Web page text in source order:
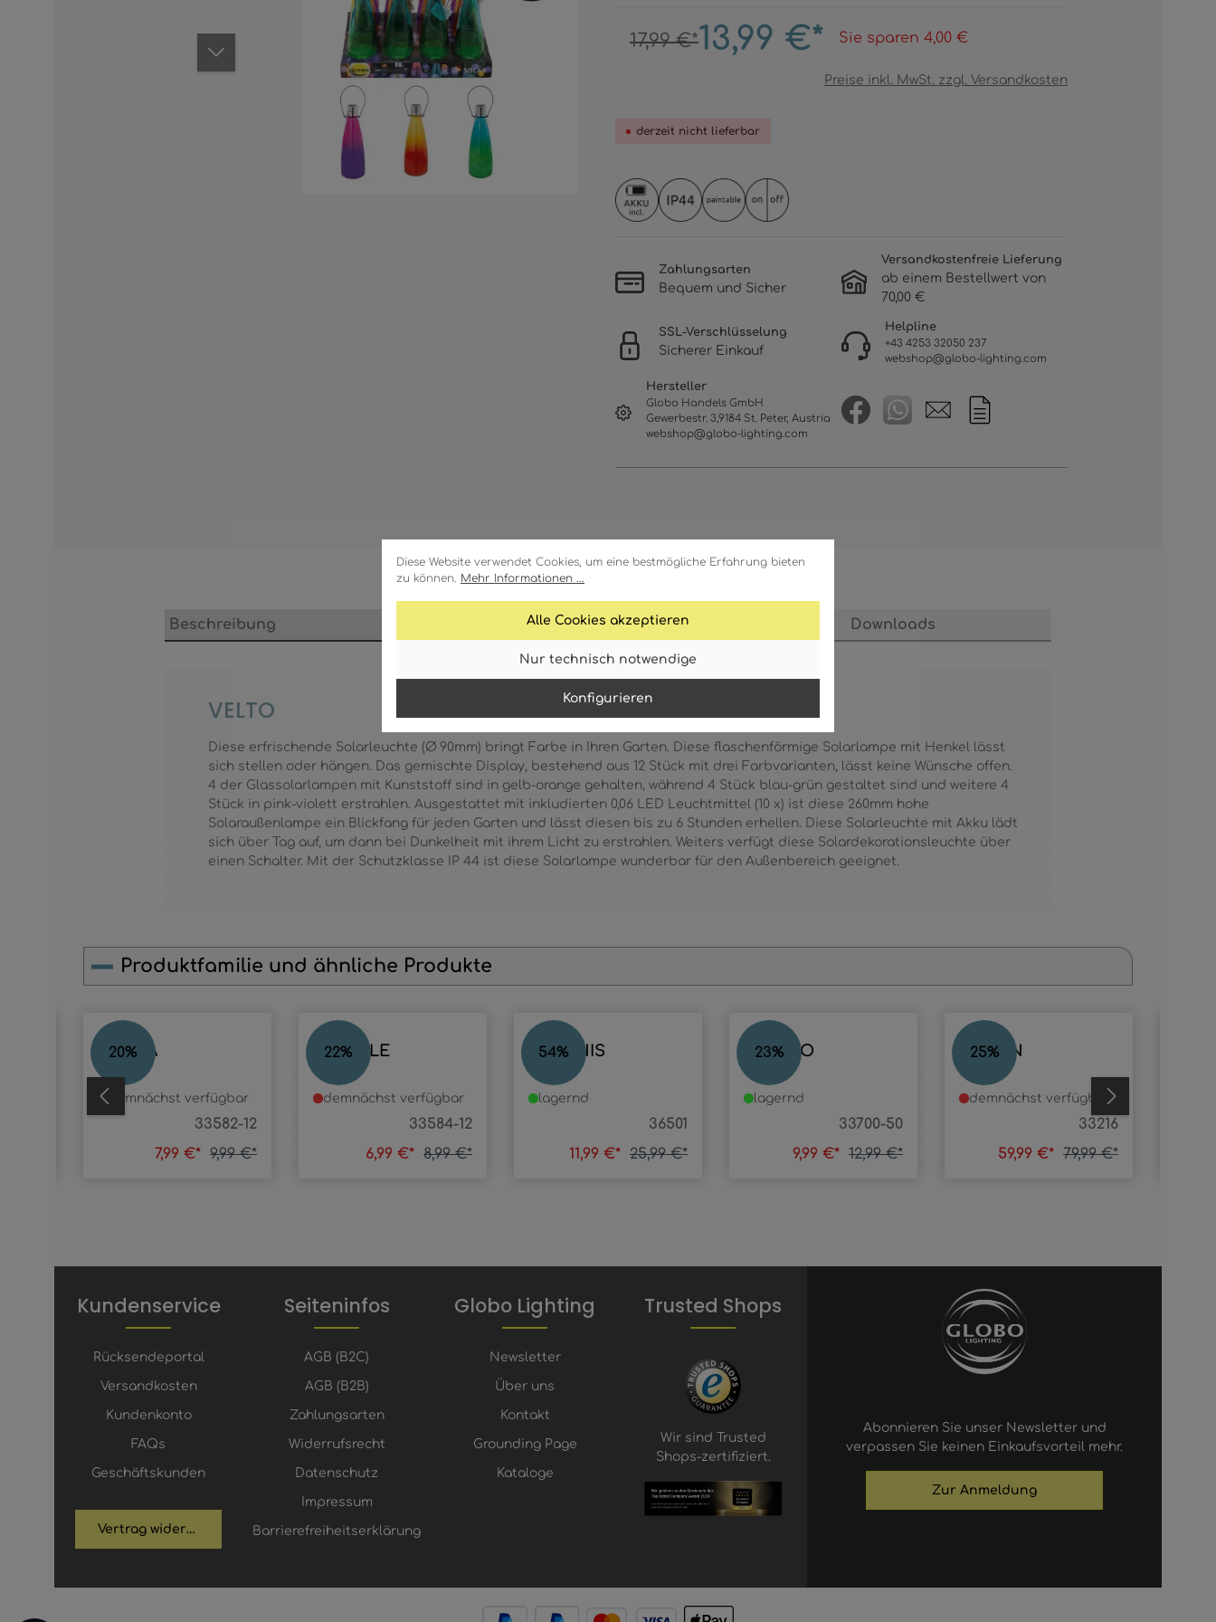
Diese Website verwendet Cookies, um eine bestmögliche Erfahrung bieten
zu können. Mehr Informationen ...
Alle Cookies akzeptieren
Nur technisch notwendige
Konfigurieren
17,99 €*13,99 €* Sie sparen 4,00 €
Preise inkl. MwSt. zzgl. Versandkosten
derzeit nicht lieferbar
Zahlungsarten
Bequem und Sicher
Versandkostenfreie Lieferung
ab einem Bestellwert von
70,00 €
SSL-Verschlüsselung
Sicherer Einkauf
Helpline
+43 4253 32050 237
webshop@globo-lighting.com
Hersteller
Globo Handels GmbH
Gewerbestr. 3,9184 St. Peter, Austria
webshop@globo-lighting.com
Beschreibung Technische Daten Downloads
VELTO
Diese erfrischende Solarleuchte (Ø 90mm) bringt Farbe in Ihren Garten. Diese flaschenförmige Solarlampe mit Henkel lässt
sich stellen oder hängen. Das gemischte Display, bestehend aus 12 Stück mit drei Farbvarianten, lässt keine Wünsche offen.
4 der Glassolarlampen mit Kunststoff sind in gelb-orange gehalten, während 4 Stück blau-grün gestaltet sind und weitere 4
Stück in pink-violett erstrahlen. Ausgestattet mit inkludierten 0,06 LED Leuchtmittel (10 x) ist diese 260mm hohe
Solaraußenlampe ein Blickfang für jeden Garten und lässt diesen bis zu 6 Stunden erhellen. Diese Solarleuchte mit Akku lädt
sich über Tag auf, um dann bei Dunkelheit mit ihrem Licht zu erstrahlen. Weiters verfügt diese Solardekorationsleuchte über
einen Schalter. Mit der Schutzklasse IP 44 ist diese Solarlampe wunderbar für den Außenbereich geeignet.
Produktfamilie und ähnliche Produkte
Produktgalerie überspringen
20%
CASPIA
33582-12
demnächst verfügbar
7,99 €* 9,99 €*
22%
ROSELLE
33584-12
demnächst verfügbar
6,99 €* 8,99 €*
54%
TECHNIS
36501
lagernd
11,99 €* 25,99 €*
23%
QUINTO
33700-50
lagernd
9,99 €* 12,99 €*
25%
BIRSUN
33216
demnächst verfügbar
59,99 €* 79,99 €*
Kundenservice
Rücksendeportal
Versandkosten
Kundenkonto
FAQs
Geschäftskunden
Vertrag widerrufen
Seiteninfos
AGB (B2C)
AGB (B2B)
Zahlungsarten
Widerrufsrecht
Datenschutz
Impressum
Barrierefreiheitserklärung
Globo Lighting
Newsletter
Über uns
Kontakt
Grounding Page
Kataloge
Trusted Shops
Wir sind Trusted
Shops-zertifiziert.
Abonnieren Sie unser Newsletter und
verpassen Sie keinen Einkaufsvorteil mehr.
Zur Anmeldung